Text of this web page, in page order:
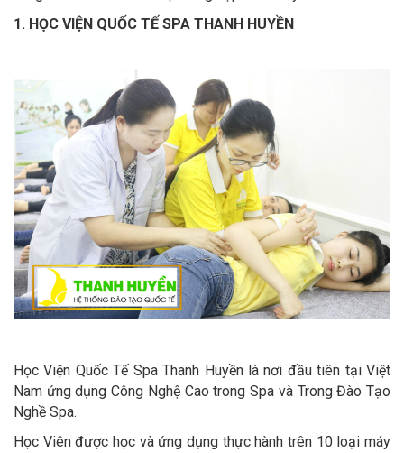
1. HỌC VIỆN QUỐC TẾ SPA THANH HUYỀN
Học Viện Quốc Tế Spa Thanh Huyền là nơi đầu tiên tại Việt
Nam ứng dụng Công Nghệ Cao trong Spa và Trong Đào Tạo
Nghề Spa.
Học Viên được học và ứng dụng thực hành trên 10 loại máy